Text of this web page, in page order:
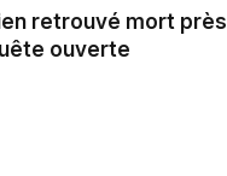
retrouvé mort près
ouverte